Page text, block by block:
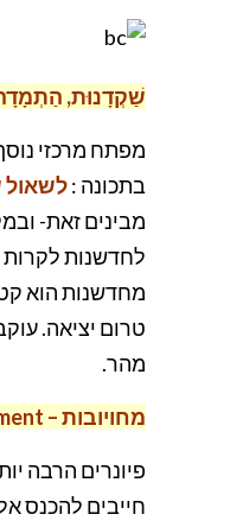
שַׁקְדָנוּת, הַתְמָדָ
מפתח מרכזי
בתכונה :
מבינים זאת-
מחדשנות הוא
טרום יציאה.
מהר.
מחויובות – Commitment |
פיונרים הרבה
חייבים להכנס